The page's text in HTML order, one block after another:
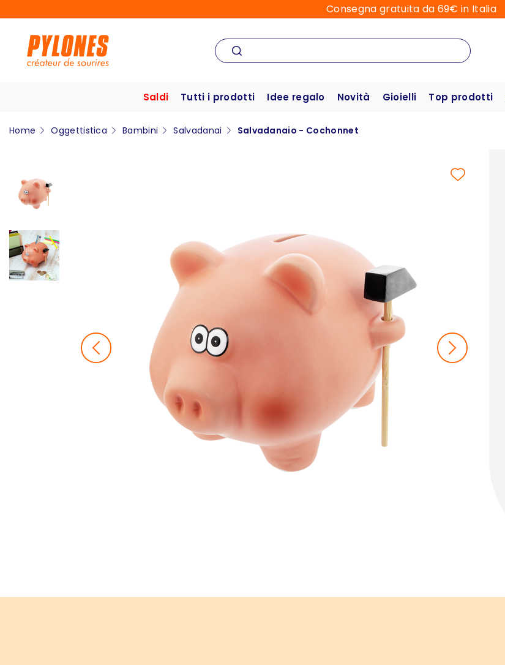
Consegna gratuita da 69€ in Italia
Saldi Tutti i prodotti Idee regalo Novità Gioielli Top prodotti
Home Oggettistica Bambini Salvadanai Salvadanaio - Cochonnet